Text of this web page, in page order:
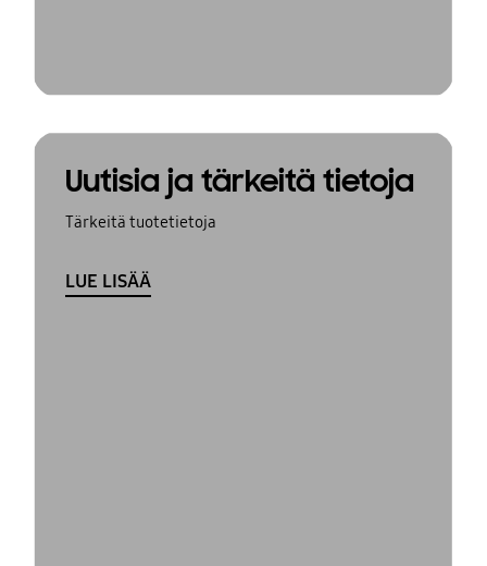
Uutisia ja tärkeitä tietoja
Tärkeitä tuotetietoja
LUE LISÄÄ